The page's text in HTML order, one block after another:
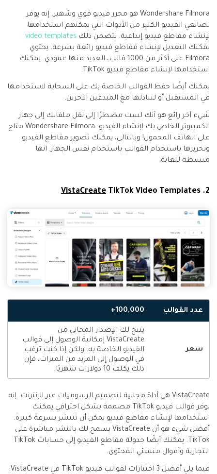
Wondershare Filmora هو محرر فيديو قوي وشهير. إنه يوفر
لصانعي الفيديو الكثير من الأدوات التي يمكنهم استخدامها
لإنشاء مقاطع فيديو إبداعية. يتضمن ذلك video templates
يمكنك التعديل لإنشاء مقاطع فيديو رائعة بسرعة. يحتوي
Filmora على أكثر من 1000 قالب، العديد منها عمودي. يمكنك
استخدامها لإنشاء مقاطع فيديو TikTok.
يمكنك أيضًا حفظ القوالب الخاصة بك على السحابة لاستخدامها
في المستقبل أو لتبادلها مع المبدعين الآخرين.
شيء آخر رائع هو أنك لست مضطرًا إلى نقل ملفاتك إلى جهاز
الكمبيوتر الخاص بك لإنشاء الفيديو. Wondershare Filmora متاح
على الهاتف المحمول! وبالتالي، يمكنك تصوير مقاطع الفيديو
وتحريرها باستخدام القوالب باستخدام نفس الجهاز. انها
مبسطة للغاية.
2.
VistaCreate TikTok Video Templates
عدد القوالب 100,000+
سعر
يتيح لك الإصدار المجاني من
VistaCreate إمكانية الوصول إلى قوالب
الفيديو الخاصة به. ولكن إذا كنت ترغب
في الوصول إلى المزيد من الميزات، فإن
ذلك يكلف 10 دولارات شهريًا.
VistaCreate هي أداة مجانية لتصميم الرسوميات عبر الإنترنت. إنه
يوفر قوالب فيديو TikTok مصممة بشكل احترافي يمكنك
استخدامها لإنشاء مقاطع فيديو يمكن أن تنتشر بسرعة كبيرة.
أفضل شيء هو أن VistaCreate يسمح لك بالنشر مباشرة على
TikTok. يمكنك أيضًا جدولة مقاطع الفيديو إلى حسابات TikTok
التجارية وأموال منشئي المحتوى.
فيما يلي أفضل 3 اختيارات لقوالب فيديو TikTok في VistaCreate: